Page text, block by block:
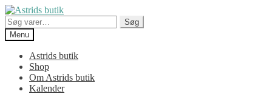
Spring
til
navigation
Spring
til
indhold
Søg
efter:
Søg
Menu
Astrids butik
Shop
Om Astrids butik
Kalender